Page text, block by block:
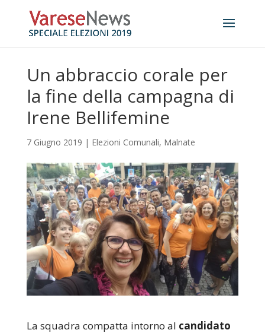
Un abbraccio corale per
la fine della campagna di
Irene Bellifemine
7 Giugno 2019 | Elezioni Comunali, Malnate
La squadra compatta intorno al candidato